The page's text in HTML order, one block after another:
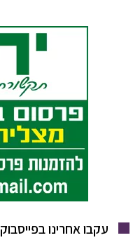
עקבו אחרינו בפייסבוק